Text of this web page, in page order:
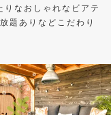
なおしゃれなビアテ
題ありなどこだわり